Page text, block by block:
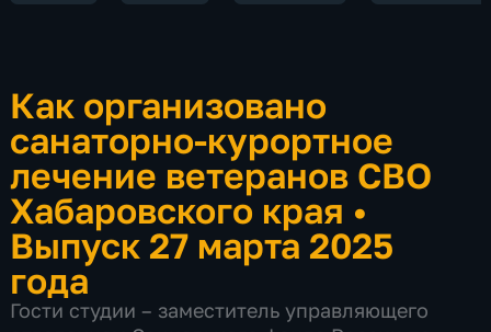
Как организовано
санаторно-курортное
лечение ветеранов СВО
Хабаровского края •
Выпуск 27 марта 2025
года
Гости студии – заместитель управляющего